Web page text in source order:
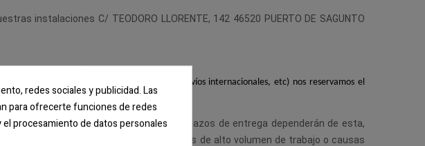
instalaciones C/ TEODORO LLORENTE, 142 46520 PUERTO DE SAGUNTO
Ceuta, Gibraltar, Melilla, Portugal, envíos internacionales, etc) nos reservamos el
S.L. , por lo que los plazos de entrega dependerán de esta,
por roturas de stock, temporadas de alto volumen de trabajo o causas
redes sociales y publicidad. Las
para ofrecerte funciones de redes
procesamiento de datos personales